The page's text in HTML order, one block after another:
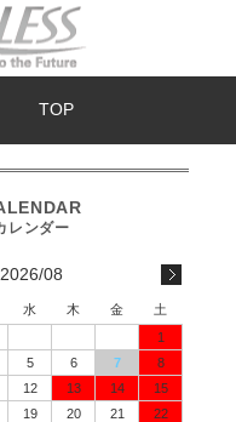
TOP
2026/08
水 木 金
土
1
5 6 7
8
12 13 14
15
19 20 21
22